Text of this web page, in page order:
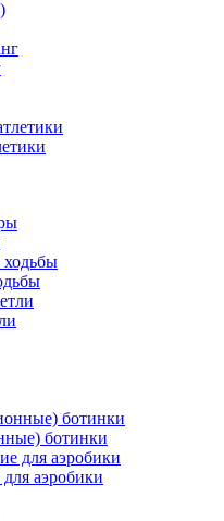
ботинки
аэробики